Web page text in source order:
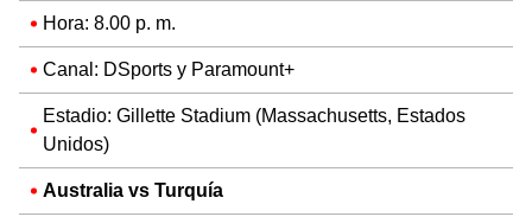
Hora: 8.00 p. m.
Canal: DSports y Paramount+
Estadio: Gillette Stadium (Massachusetts, Estados
Unidos)
Australia vs Turquía